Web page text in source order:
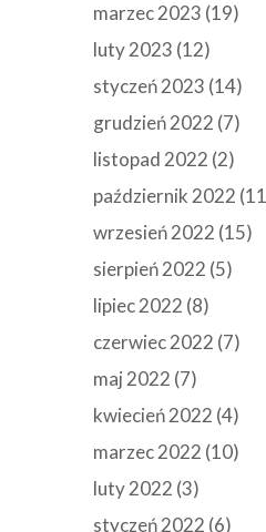
marzec 2023 (19)
luty 2023 (12)
styczeń 2023 (14)
grudzień 2022 (7)
listopad 2022 (2)
październik 2022
wrzesień 2022 (15)
sierpień 2022 (5)
lipiec 2022 (8)
czerwiec 2022 (7)
maj 2022 (7)
kwiecień 2022 (4)
marzec 2022 (10)
luty 2022 (3)
styczeń 2022 (6)